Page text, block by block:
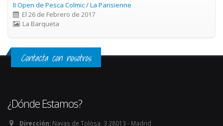
II Open de Pesca Colmic / La Parisienne
El 26 de Febrero de 2017
La Barqueta
Contacta con nosotros
¿Dónde Estamos?
Dirección: Navas de Tolosa, 3 28013 - Madrid